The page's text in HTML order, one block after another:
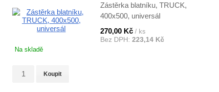
Zástěrka blatníku, TRUCK,
400x500, universál
270,00 Kč / ks
Bez DPH: 223,14 Kč
Na skladě
Koupit